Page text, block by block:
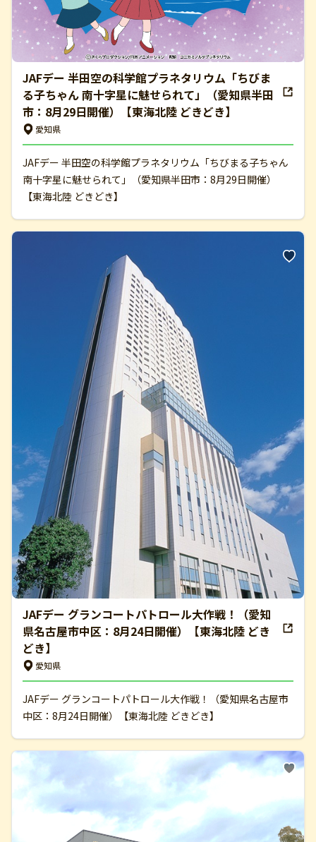
JAFデー 半田空の科学館プラネタリウム「ちびま
る子ちゃん 南十字星に魅せられて」（愛知県半田
市：8月29日開催）【東海北陸 どきどき】
愛知県
JAFデー 半田空の科学館プラネタリウム「ちびまる子ちゃん
南十字星に魅せられて」（愛知県半田市：8月29日開催）
【東海北陸 どきどき】
JAFデー グランコートパトロール大作戦！（愛知
県名古屋市中区：8月24日開催）【東海北陸 どき
どき】
愛知県
JAFデー グランコートパトロール大作戦！（愛知県名古屋市
中区：8月24日開催）【東海北陸 どきどき】